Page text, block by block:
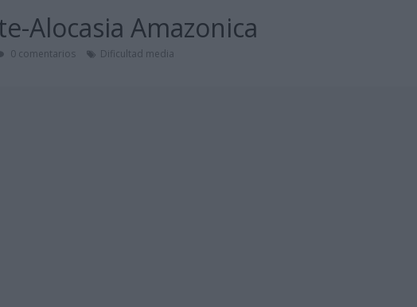
Alocasia Amazonica
0 comentarios Dificultad media